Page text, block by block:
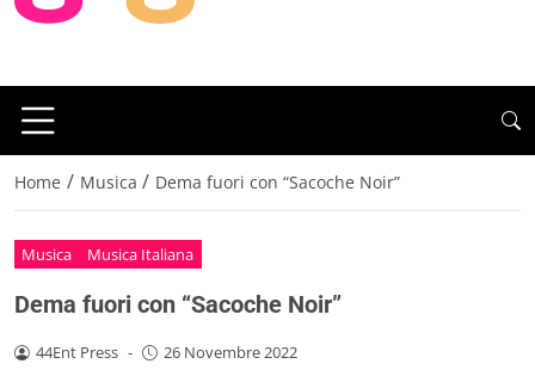
Home / Musica / Dema fuori con “Sacoche Noir”
Musica Musica Italiana
Dema fuori con “Sacoche Noir”
44Ent Press - 26 Novembre 2022